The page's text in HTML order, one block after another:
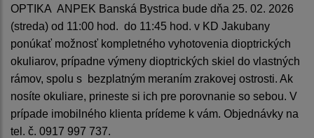
OPTIKA ANPEK Banská Bystrica bude dňa 25. 02. 2026
(streda) od 11:00 hod. do 11:45 hod. v KD Jakubany
ponúkať možnosť kompletného vyhotovenia dioptrických
okuliarov, prípadne výmeny dioptrických skiel do vlastných
rámov, spolu s bezplatným meraním zrakovej ostrosti. Ak
nosíte okuliare, prineste si ich pre porovnanie so sebou. V
prípade imobilného klienta prídeme k vám. Objednávky na
tel. č. 0917 997 737.